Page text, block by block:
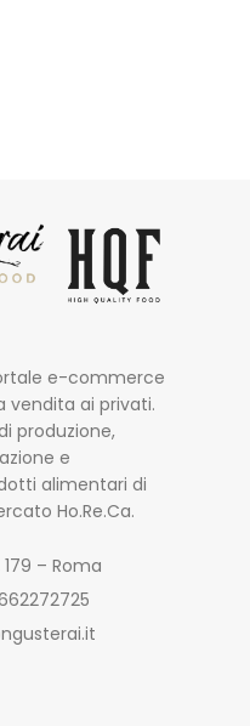
e-commerce
vendita ai privati.
produzione,
e
alimentari di
Ho.Re.Ca.
– Roma